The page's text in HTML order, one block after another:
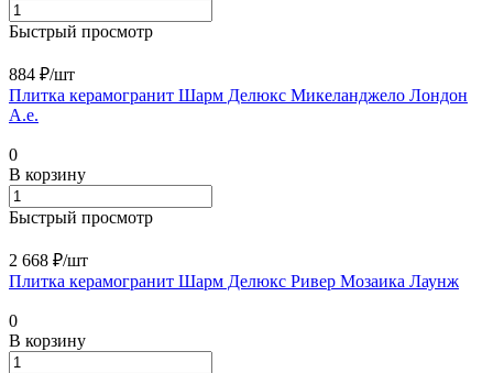
Быстрый просмотр
884 ₽/шт
Плитка керамогранит Шарм Делюкс Микеланджело Лондон
А.е.
0
В корзину
Быстрый просмотр
2 668 ₽/шт
Плитка керамогранит Шарм Делюкс Ривер Мозаика Лаунж
0
В корзину